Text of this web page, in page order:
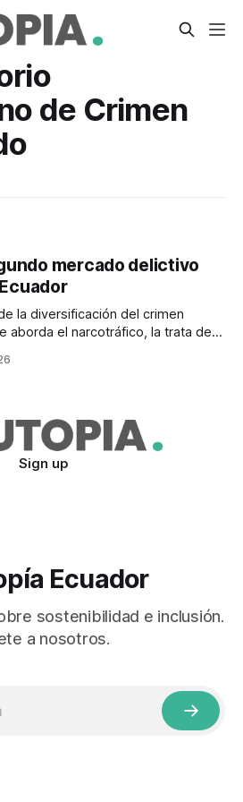
de Crimen
mercado delictivo
la diversificación del crimen
aborda el narcotráfico, la trata de
Sign up
Ecuador
sostenibilidad e inclusión.
a nosotros.